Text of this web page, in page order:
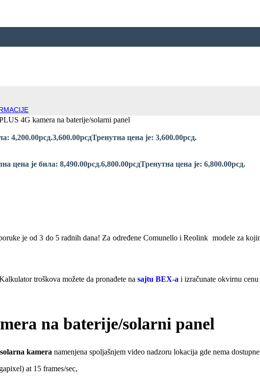
4G kamera na baterije/solarni panel
4,200.00рсд.3,600.00рсдТренутна цена је: 3,600.00рсд.
цена је била: 8,490.00рсд.6,800.00рсдТренутна цена је: 6,800.00рсд.
je od 3 do 5 radnih dana! Za određene Comunello i Reolink modele za
troškova možete da pronađete na sajtu BEX-a i izračunate okvirnu
na baterije/solarni panel
kamera namenjena spoljašnjem video nadzoru lokacija gde nema
at 15 frames/sec,